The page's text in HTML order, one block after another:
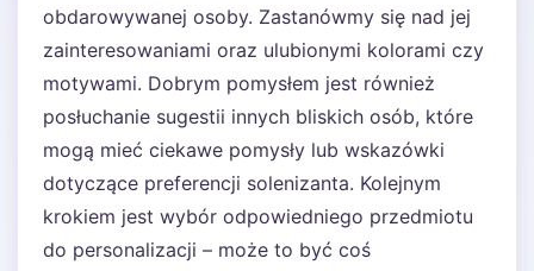
obdarowywanej osoby. Zastanówmy się nad jej
zainteresowaniami oraz ulubionymi kolorami czy
motywami. Dobrym pomysłem jest również
posłuchanie sugestii innych bliskich osób, które
mogą mieć ciekawe pomysły lub wskazówki
dotyczące preferencji solenizanta. Kolejnym
krokiem jest wybór odpowiedniego przedmiotu
do personalizacji – może to być coś